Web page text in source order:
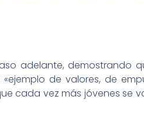
adelante, demostrando
de valores, de
cada vez más jóvenes se